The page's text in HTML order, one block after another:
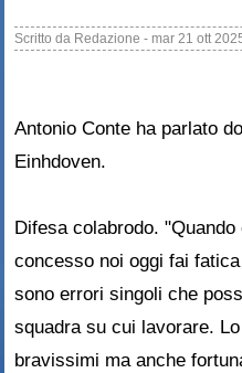
Scritto da Redazione - mar 21 ott
Antonio Conte ha parlato
Einhdoven.
Difesa colabrodo.
concesso noi oggi fai
sono errori singoli che
squadra su cui lavorare.
bravissimi ma anche